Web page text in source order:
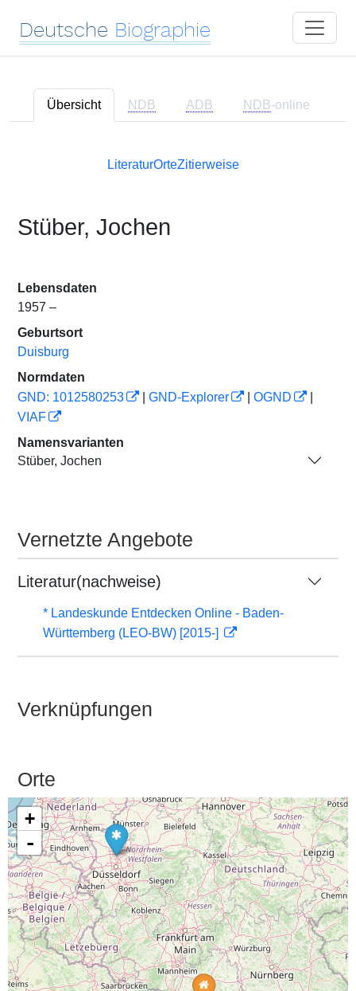
Deutsche Biographie
Übersicht NDB ADB NDB-online
LiteraturOrteZitierweise
Stüber, Jochen
Lebensdaten
1957 –
Geburtsort
Duisburg
Normdaten
GND: 1012580253
GND-Explorer OGND
VIAF
Namensvarianten
Stüber, Jochen
Vernetzte Angebote
Literatur(nachweise)
* Landeskunde Entdecken Online - Baden-
Württemberg (LEO-BW) [2015-]
Verknüpfungen
Orte
+
-